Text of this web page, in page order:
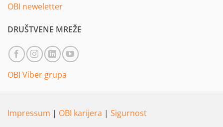
OBI neweletter
DRUŠTVENE MREŽE
OBI Viber grupa
Impressum | OBI karijera | Sigurnost